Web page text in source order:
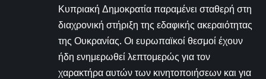
Κυπριακή Δημοκρατία παραμένει σταθερή στη
διαχρονική στήριξη της εδαφικής ακεραιότητας
της Ουκρανίας. Οι ευρωπαϊκοί θεσμοί έχουν
ήδη ενημερωθεί λεπτομερώς για τον
χαρακτήρα αυτών των κινητοποιήσεων και για